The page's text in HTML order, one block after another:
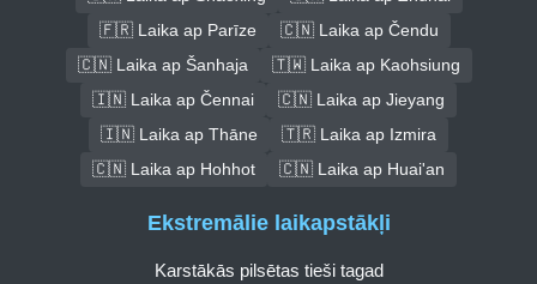
🇫🇷 Laika ap Parīze
🇨🇳 Laika ap Čendu
🇨🇳 Laika ap Šanhaja
🇹🇼 Laika ap Kaohsiung
🇮🇳 Laika ap Čennai
🇨🇳 Laika ap Jieyang
🇮🇳 Laika ap Thāne
🇹🇷 Laika ap Izmira
🇨🇳 Laika ap Hohhot
🇨🇳 Laika ap Huai'an
Ekstremālie laikapstākļi
Karstākās pilsētas tieši tagad